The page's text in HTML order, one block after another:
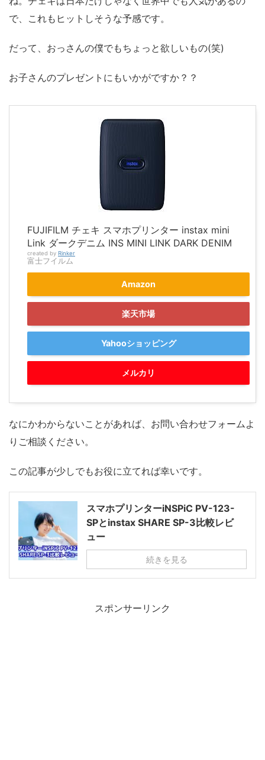
で、これもヒットしそうな予感です。
だって、おっさんの僕でもちょっと欲しいもの(笑)
お子さんのプレゼントにもいかがですか？？
FUJIFILM チェキ スマホプリンター instax mini
Link ダークデニム INS MINI LINK DARK DENIM
created by Rinker
富士フイルム
Amazon
楽天市場
Yahooショッピング
メルカリ
なにかわからないことがあれば、お問い合わせフォームよ
りご相談ください。
この記事が少しでもお役に立てれば幸いです。
スマホプリンターiNSPiC PV-123-
SPとinstax SHARE SP-3比較レビ
ュー
続きを見る
スポンサーリンク